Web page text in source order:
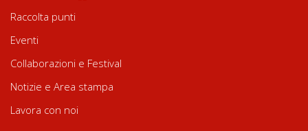
Raccolta punti
Eventi
Collaborazioni e Festival
Notizie e Area stampa
Lavora con noi